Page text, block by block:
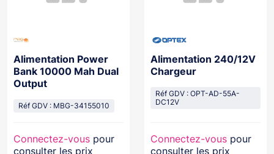
Alimentation Power
Bank 10000 Mah Dual
Output
Réf GDV : MBG-34155010
Connectez-vous pour
consulter les prix
Alimentation 240/12V
Chargeur
Réf GDV : OPT-AD-55A-
DC12V
Connectez-vous pour
consulter les prix